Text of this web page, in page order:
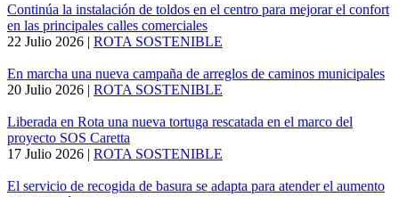
Continúa la instalación de toldos en el centro para mejorar el confort
en las principales calles comerciales
22 Julio 2026 | ROTA SOSTENIBLE
En marcha una nueva campaña de arreglos de caminos municipales
20 Julio 2026 | ROTA SOSTENIBLE
Liberada en Rota una nueva tortuga rescatada en el marco del
proyecto SOS Caretta
17 Julio 2026 | ROTA SOSTENIBLE
El servicio de recogida de basura se adapta para atender el aumento